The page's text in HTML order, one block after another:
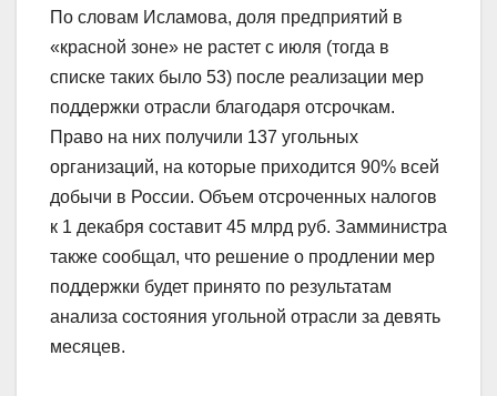
По словам Исламова, доля предприятий в
«красной зоне» не растет с июля (тогда в
списке таких было 53) после реализации мер
поддержки отрасли благодаря отсрочкам.
Право на них получили 137 угольных
организаций, на которые приходится 90% всей
добычи в России. Объем отсроченных налогов
к 1 декабря составит 45 млрд руб. Замминистра
также сообщал, что решение о продлении мер
поддержки будет принято по результатам
анализа состояния угольной отрасли за девять
месяцев.